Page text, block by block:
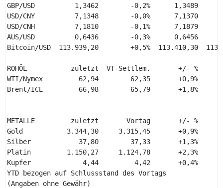
GBP/USD          1,3462        -0,2%      1,3489
USD/CNY          7,1348        -0,0%      7,1370
USD/CNH          7,1810        -0,1%      7,1879
AUS/USD          0,6436        -0,3%      0,6456
Bitcoin/USD  113.939,20        +0,5%  113.410,30
ROHÖL           zuletzt  VT-Settlem.       +/- %
WTI/Nymex         62,94        62,35       +0,9%
Brent/ICE         66,98        65,79       +1,8%
METALLE         zuletzt       Vortag       +/- %     +/-
Gold           3.344,30     3.315,45       +0,9%
Silber            37,80        37,33       +1,3%
Platin         1.150,27     1.124,78       +2,3%
Kupfer             4,44         4,42       +0,4%
YTD bezogen auf Schlussstand des Vortags
(Angaben ohne Gewähr)